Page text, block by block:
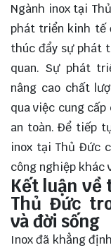
Ngành inox tại
phát triển kinh tế
thúc đẩy sự phát
quan. Sự phát
nâng cao chất
qua việc cung
an toàn. Để tiếp
inox tại Thủ Đức
công nghiệp khác
Kết luận về
Thủ Đức
và đời sống
Inox đã khẳng